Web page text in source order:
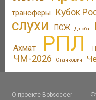
трансферы
Кубок
слухи
ПСЖ Дзюба
Ахмат РПЛ
ЧМ-2026 Станкович
О проекте Bobsoccer